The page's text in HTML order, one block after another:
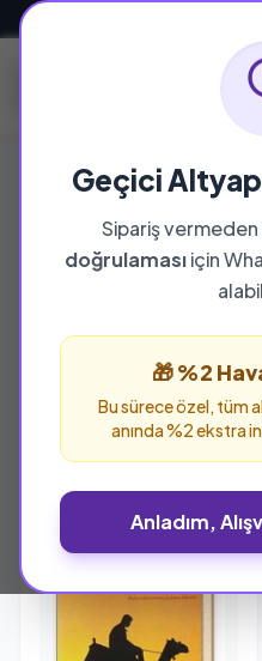
Geçici
Sipariş
doğrulamasıiçin
🎁 %2
Bu sürece özel, tüm
anında %2 ekstra
Anladım,
YAYINEVI
Şelale
Şelale Yayınları
sayfada inceleyebilir